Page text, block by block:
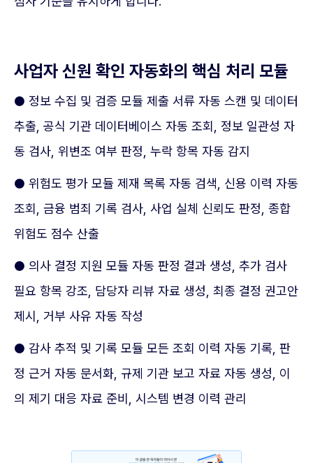
사업자 신원 확인 자동화의 핵심 처리 모듈
● 정보 수집 및 검증 모듈 제출 서류 자동 스캔 및 데이터
추출, 공식 기관 데이터베이스 자동 조회, 정보 일관성 자
동 검사, 위변조 여부 판정, 누락 항목 자동 감지
● 위험도 평가 모듈 제재 목록 자동 검색, 신용 이력 자동
조회, 금융 범죄 기록 검사, 사업 실체 신뢰도 판정, 종합
위험도 점수 산출
● 의사 결정 지원 모듈 자동 판정 결과 생성, 추가 검사
필요 항목 강조, 담당자 리뷰 자료 생성, 최종 결정 권고안
제시, 거부 사유 자동 작성
● 감사 추적 및 기록 모듈 모든 조회 이력 자동 기록, 판
정 근거 자동 문서화, 규제 기관 보고 자료 자동 생성, 이
의 제기 대응 자료 준비, 시스템 변경 이력 관리